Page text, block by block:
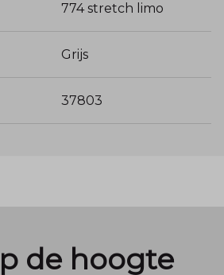
774 stretch limo
Grijs
37803
de hoogte